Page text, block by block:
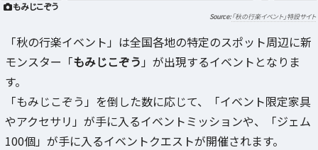
もみじこぞう
「秋の行楽イベント」特設サイト
「秋の行楽イベント」は全国各地の特定のスポット周辺に新
モンスター「もみじこぞう 」が出現するイベントとなりま
す。
「もみじこぞう」を倒した数に応じて、「イベント限定家具
やアクセサリ」が手に入るイベントミッションや、「ジェム
100個」が手に入るイベントクエストが開催されます。